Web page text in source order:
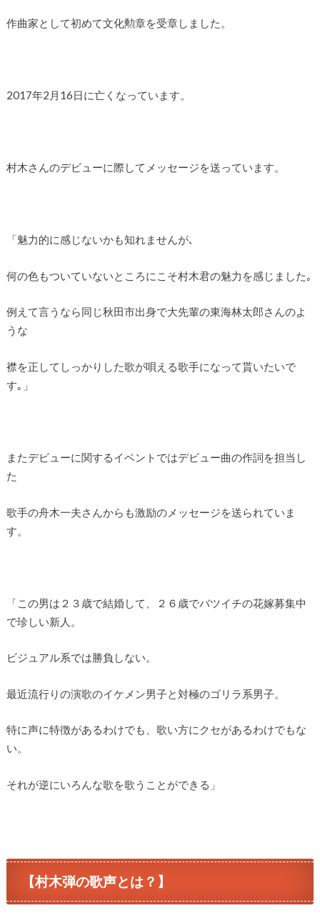
作曲家として初めて文化勲章を受章しました。
2017年2月16日に亡くなっています。
村木さんのデビューに際してメッセージを送っています。
「魅力的に感じないかも知れませんが､
何の色もついていないところにこそ村木君の魅力を感じました｡
例えて言うなら同じ秋田市出身で大先輩の東海林太郎さんのよ
うな
襟を正してしっかりした歌が唄える歌手になって貰いたいで
す｡」
またデビューに関するイベントではデビュー曲の作詞を担当し
た
歌手の舟木一夫さんからも激励のメッセージを送られていま
す。
「この男は２３歳で結婚して、２６歳でバツイチの花嫁募集中
で珍しい新人。
ビジュアル系では勝負しない。
最近流行りの演歌のイケメン男子と対極のゴリラ系男子。
特に声に特徴があるわけでも、歌い方にクセがあるわけでもな
い。
それが逆にいろんな歌を歌うことができる」
【村木弾の歌声とは？】